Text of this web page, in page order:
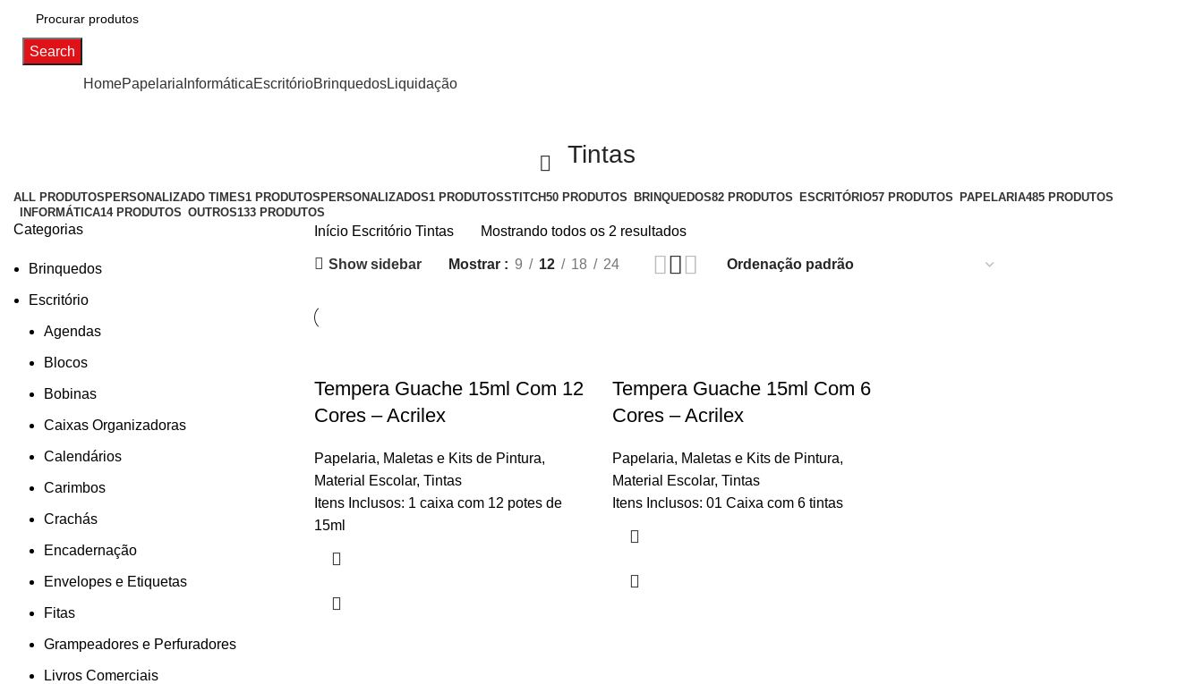
Search
HomePapelaria InformáticaEscritórioBrinquedosLiquidação
Tintas
ALL PRODUTOS PERSONALIZADO TIMES1 PRODUTOS PERSONALIZADOS1 PRODUTOSSTITCH50 PRODUTOS BRINQUEDOS82 PRODUTOS ESCRITÓRIO57 PRODUTOS PAPELARIA485 PRODUTOS
INFORMÁTICA14 PRODUTOS OUTROS133 PRODUTOS
Categorias
Brinquedos
Escritório
Agendas
Blocos
Bobinas
Caixas Organizadoras
Calendários
Carimbos
Crachás
Encadernação
Envelopes e Etiquetas
Fitas
Grampeadores e Perfuradores
Livros Comerciais
Início Escritório Tintas Mostrando todos os 2 resultados
Show sidebar Mostrar 9 12 18 24
Tempera Guache 15ml Com 12
Cores – Acrilex
Papelaria, Maletas e Kits de Pintura,
Material Escolar, Tintas
Itens Inclusos: 1 caixa com 12 potes de
15ml
Tempera Guache 15ml Com 6
Cores – Acrilex
Papelaria, Maletas e Kits de Pintura,
Material Escolar, Tintas
Itens Inclusos: 01 Caixa com 6 tintas